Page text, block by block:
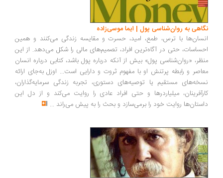
نگاهی به روان‌شناسی پول | ایما موسی‌زاده
انسان‌ها با ترس، طمع، امید، حسرت و مقایسه زندگی می‌کنند و همین
احساسات، حتی در آگاه‌ترین افراد، تصمیم‌های مالی را شکل می‌دهد. از این
منظر، «روان‌شناسی پول» بیش از آنکه درباره پول باشد، کتابی درباره انسان
معاصر و رابطه پرتنش او با مفهوم ثروت و دارایی است... اوزل به‌جای ارائه
نسخه‌های مستقیم یا توصیه‌های دستوری، تجربه زندگی سرمایه‌گذاران،
کارآفرینان، میلیاردرها و حتی افراد عادی را روایت می‌کند و از دل این
داستان‌ها روایت خود را برمی‌سازد و بحث را به پیش می‌راند ...